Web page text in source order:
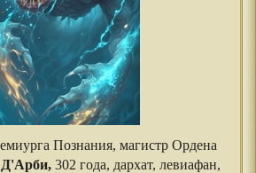
Познания, магистр Ордена
Д'Арби, 302 года, дархат, левиафан,